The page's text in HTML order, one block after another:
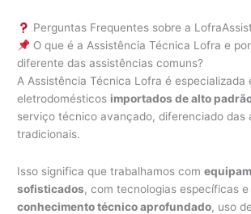
Perguntas Frequentes sobre a
O que é a Assistência Técnica Lofra e
diferente das assistências comuns?
A Assistência Técnica Lofra é especializada
eletrodomésticos importados de alto
serviço técnico avançado, diferenciado das
tradicionais.
Isso significa que trabalhamos com
sofisticados, com tecnologias específicas e
conhecimento técnico aprofundado, uso